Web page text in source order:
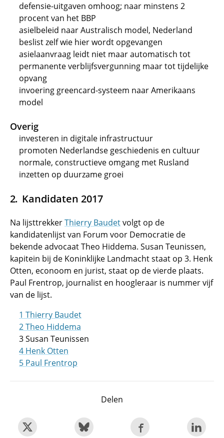
defensie-uitgaven omhoog; naar minstens 2
procent van het BBP
asielbeleid naar Australisch model, Nederland
beslist zelf wie hier wordt opgevangen
asielaanvraag leidt niet maar automatisch tot
permanente verblijfsvergunning maar tot tijdelijke
opvang
invoering greencard-systeem naar Amerikaans
model
Overig
investeren in digitale infrastructuur
promoten Nederlandse geschiedenis en cultuur
normale, constructieve omgang met Rusland
inzetten op duurzame groei
Kandidaten 2017
Na lijsttrekkerThierry Baudetvolgt op de
kandidatenlijst van Forum voor Democratie de
bekende advocaat Theo Hiddema. Susan Teunissen,
kapitein bij de Koninklijke Landmacht staat op 3. Henk
Otten, econoom en jurist, staat op de vierde plaats.
Paul Frentrop, journalist en hoogleraar is nummer vijf
van de lijst.
1 Thierry Baudet
2 Theo Hiddema
3 Susan Teunissen
4 Henk Otten
5 Paul Frentrop
Delen